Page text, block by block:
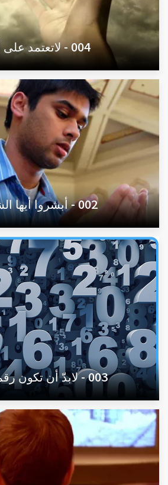
004 - لاتعتمد على أحد.
002 - أبشروا أيها الشباب.
003 - لابدّ أن تكون رقما صعبا.